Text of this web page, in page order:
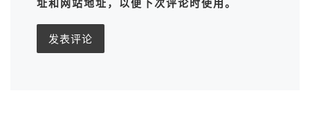
址和网站地址，以便下次评论时使用。